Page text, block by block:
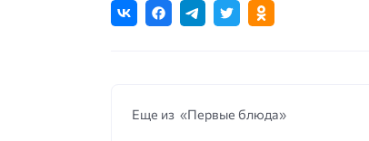
Еще из «Первые блюда»